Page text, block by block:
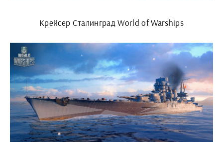
Крейсер Сталинград World of Warships